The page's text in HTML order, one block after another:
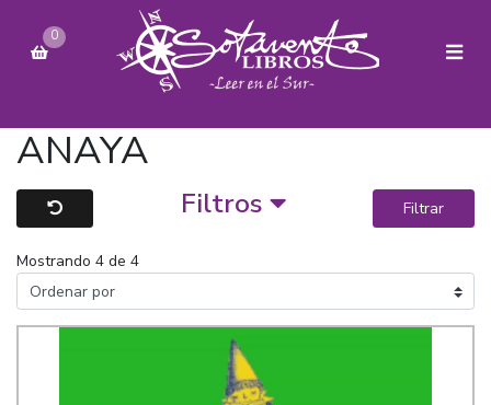
0
ANAYA
Filtros Filtrar
Mostrando 4 de 4